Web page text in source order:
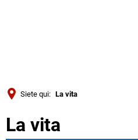
Siete qui: La vita
La
La vita